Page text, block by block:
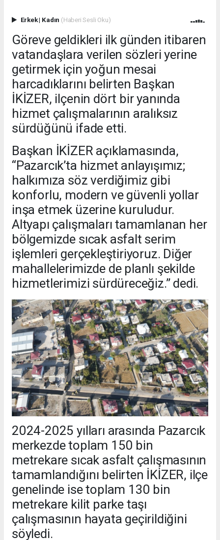
Erkek| Kadın (Haberi Sesli Oku)
Göreve geldikleri ilk günden itibaren
vatandaşlara verilen sözleri yerine
getirmek için yoğun mesai
harcadıklarını belirten Başkan
İKİZER, ilçenin dört bir yanında
hizmet çalışmalarının aralıksız
sürdüğünü ifade etti.
Başkan İKİZER açıklamasında,
“Pazarcık’ta hizmet anlayışımız;
halkımıza söz verdiğimiz gibi
konforlu, modern ve güvenli yollar
inşa etmek üzerine kuruludur.
Altyapı çalışmaları tamamlanan her
bölgemizde sıcak asfalt serim
işlemleri gerçekleştiriyoruz. Diğer
mahallelerimizde de planlı şekilde
hizmetlerimizi sürdüreceğiz.” dedi.
2024-2025 yılları arasında Pazarcık
merkezde toplam 150 bin
metrekare sıcak asfalt çalışmasının
tamamlandığını belirten İKİZER, ilçe
genelinde ise toplam 130 bin
metrekare kilit parke taşı
çalışmasının hayata geçirildiğini
söyledi.